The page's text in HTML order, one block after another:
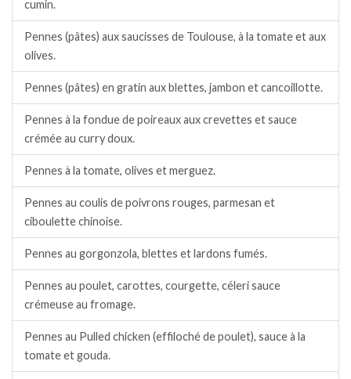
cumin.
Pennes (pâtes) aux saucisses de Toulouse, à la tomate et aux
olives.
Pennes (pâtes) en gratin aux blettes, jambon et cancoillotte.
Pennes à la fondue de poireaux aux crevettes et sauce
crémée au curry doux.
Pennes à la tomate, olives et merguez.
Pennes au coulis de poivrons rouges, parmesan et
ciboulette chinoise.
Pennes au gorgonzola, blettes et lardons fumés.
Pennes au poulet, carottes, courgette, céleri sauce
crémeuse au fromage.
Pennes au Pulled chicken (effiloché de poulet), sauce à la
tomate et gouda.